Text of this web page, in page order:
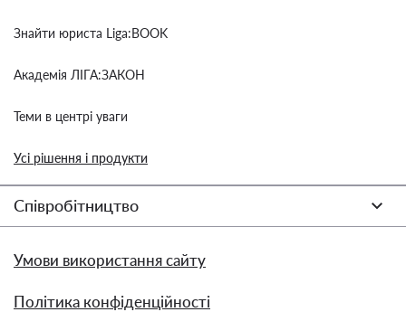
Знайти юриста Liga:BOOK
Академія ЛІГА:ЗАКОН
Теми в центрі уваги
Усі рішення і продукти
Співробітництво
Умови використання сайту
Політика конфіденційності